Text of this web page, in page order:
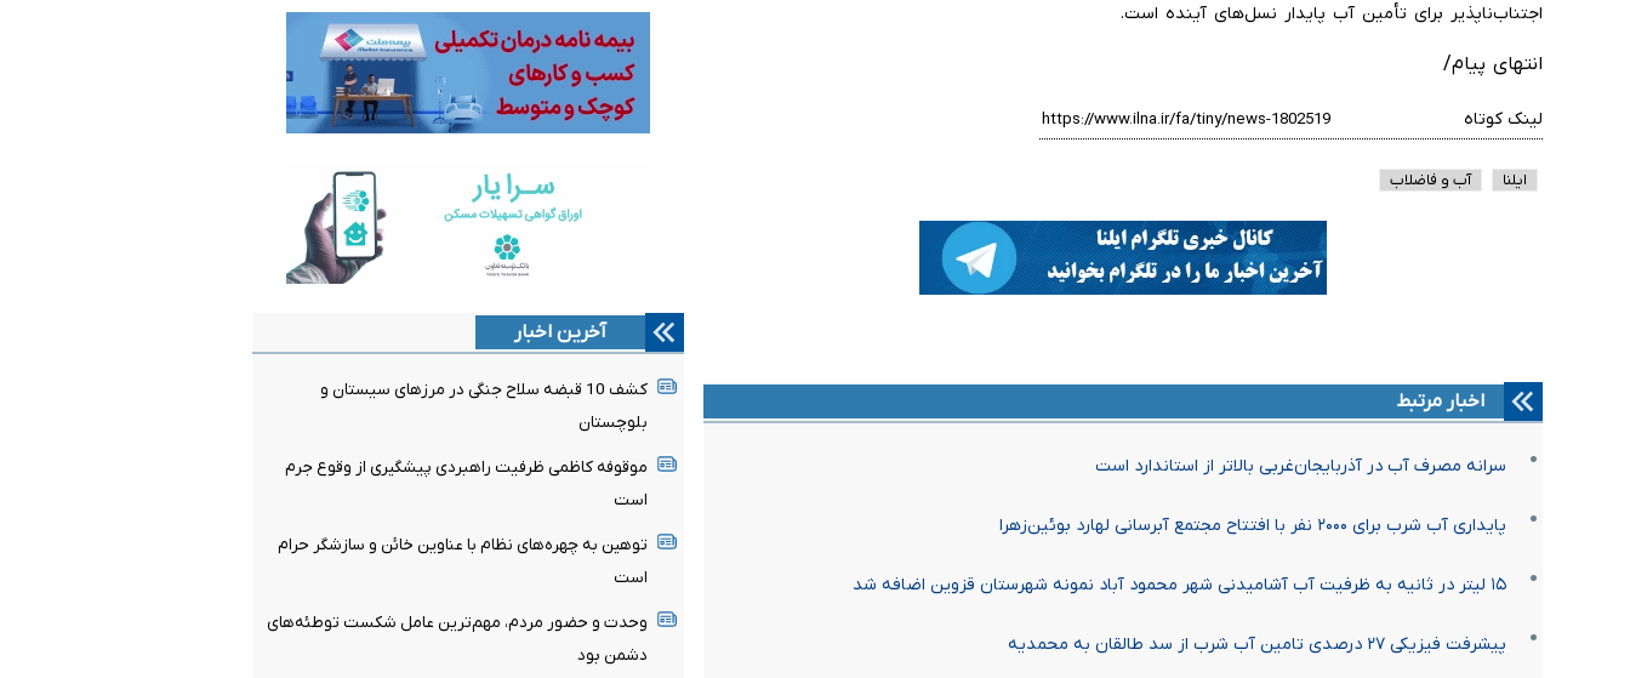
اجتناب‌ناپذیر برای تأمین آب پایدار نسل‌های آینده است.
انتهای پیام/
لینک کوتاه
ایلنا آب و فاضلاب
اخبار مرتبط
سرانه مصرف آب در آذربایجان‌غربی بالاتر از استاندارد است
پایداری آب شرب برای ۲۰۰۰ نفر با افتتاح مجتمع آبرسانی لهارد بوئین‌زهرا
۱۵ لیتر در ثانیه به ظرفیت آب آشامیدنی شهر محمود آباد نمونه شهرستان قزوین اضافه شد
پیشرفت فیزیکی ۲۷ درصدی تامین آب شرب از سد طالقان به محمدیه
آخرین اخبار
کشف 10 قبضه سلاح جنگی در مرزهای سیستان و
بلوچستان
موقوفه کاظمی ظرفیت راهبردی پیشگیری از وقوع جرم
است
توهین به چهره‌های نظام با عناوین خائن و سازشگر حرام
است
وحدت و حضور مردم، مهم‌ترین عامل شکست توطئه‌های
دشمن بود